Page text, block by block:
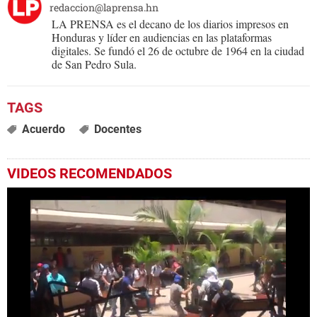
redaccion@laprensa.hn
LA PRENSA es el decano de los diarios impresos en
Honduras y líder en audiencias en las plataformas
digitales. Se fundó el 26 de octubre de 1964 en la ciudad
de San Pedro Sula.
Acuerdo Docentes
VIDEOS RECOMENDADOS